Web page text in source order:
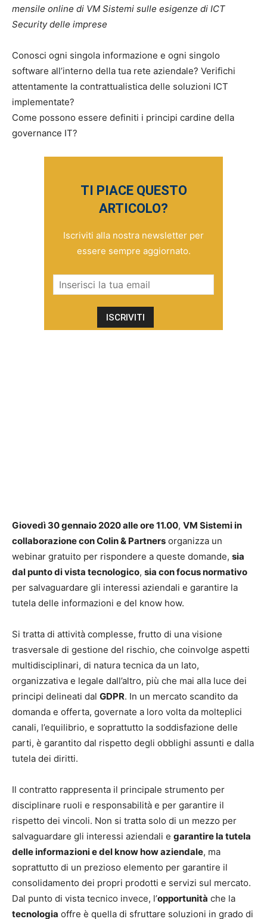
mensile online di VM Sistemi sulle esigenze di ICT
Security delle imprese
Conosci ogni singola informazione e ogni singolo
software all’interno della tua rete aziendale? Verifichi
attentamente la contrattualistica delle soluzioni ICT
implementate?
Come possono essere definiti i principi cardine della
governance IT?
TI PIACE QUESTO
ARTICOLO?
Iscriviti alla nostra newsletter per
essere sempre aggiornato.
Giovedì 30 gennaio 2020 alle ore 11.00, VM Sistemi in
collaborazione con Colin & Partners organizza un
webinar gratuito per rispondere a queste domande, sia
dal punto di vista tecnologico, sia con focus normativo
per salvaguardare gli interessi aziendali e garantire la
tutela delle informazioni e del know how.
Si tratta di attività complesse, frutto di una visione
trasversale di gestione del rischio, che coinvolge aspetti
multidisciplinari, di natura tecnica da un lato,
organizzativa e legale dall’altro, più che mai alla luce dei
principi delineati dal GDPR. In un mercato scandito da
domanda e offerta, governate a loro volta da molteplici
canali, l’equilibrio, e soprattutto la soddisfazione delle
parti, è garantito dal rispetto degli obblighi assunti e dalla
tutela dei diritti.
Il contratto rappresenta il principale strumento per
disciplinare ruoli e responsabilità e per garantire il
rispetto dei vincoli. Non si tratta solo di un mezzo per
salvaguardare gli interessi aziendali e garantire la tutela
delle informazioni e del know how aziendale, ma
soprattutto di un prezioso elemento per garantire il
consolidamento dei propri prodotti e servizi sul mercato.
Dal punto di vista tecnico invece, l’opportunità che la
tecnologia offre è quella di sfruttare soluzioni in grado di